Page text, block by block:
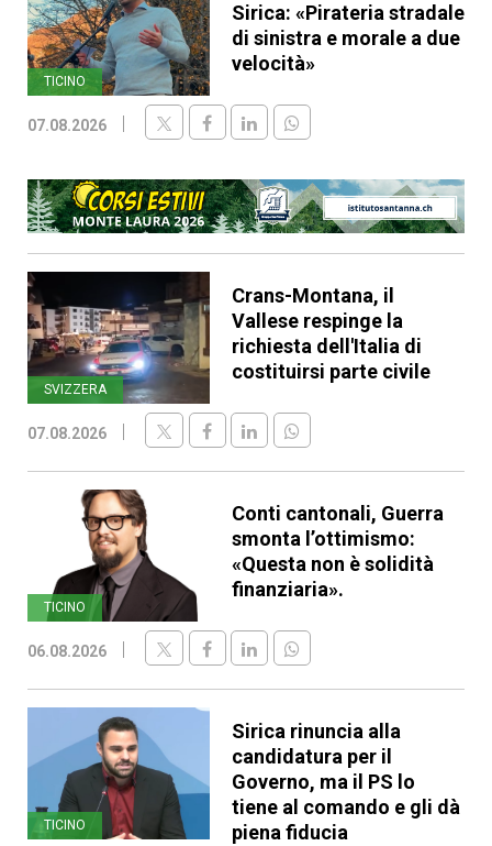
TICINO
Sirica: «Pirateria stradale
di sinistra e morale a due
velocità»
07.08.2026
SVIZZERA
Crans-Montana, il
Vallese respinge la
richiesta dell'Italia di
costituirsi parte civile
07.08.2026
TICINO
Conti cantonali, Guerra
smonta l’ottimismo:
«Questa non è solidità
finanziaria».
06.08.2026
TICINO
Sirica rinuncia alla
candidatura per il
Governo, ma il PS lo
tiene al comando e gli dà
piena fiducia